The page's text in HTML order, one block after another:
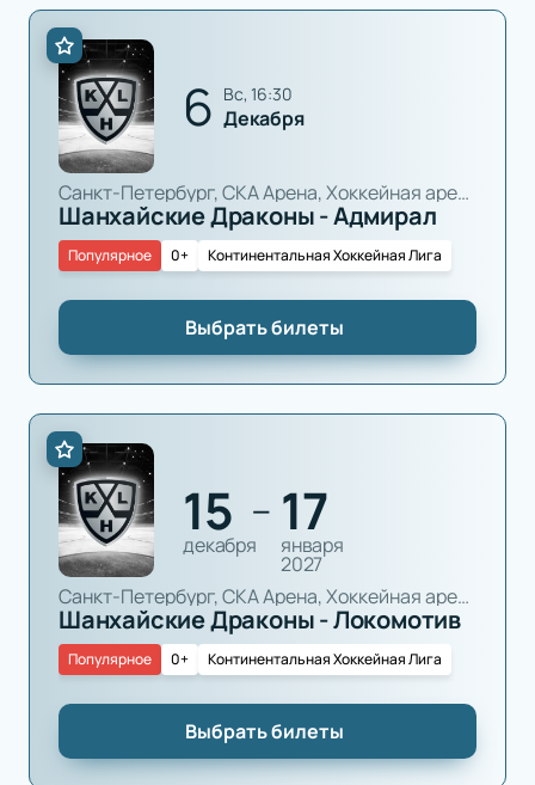
6 вс, 16:30
Декабря
Санкт-Петербург, СКА Арена, Хоккейная арена
Шанхайские Драконы - Адмирал
0+ Континентальная Хоккейная Лига
Популярное
Выбрать билеты
15
декабря
— 17
января
2027
Санкт-Петербург, СКА Арена, Хоккейная арена
Шанхайские Драконы - Локомотив
0+ Континентальная Хоккейная Лига
Популярное
Выбрать билеты